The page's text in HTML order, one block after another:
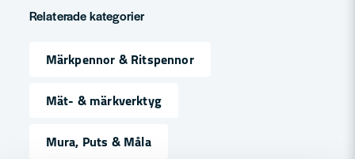
Fråga oss något om denna produkten...
Namn
email
Relaterade kategorier
Märkpennor & Ritspennor
Mät- & märkverktyg
Mura, Puts & Måla